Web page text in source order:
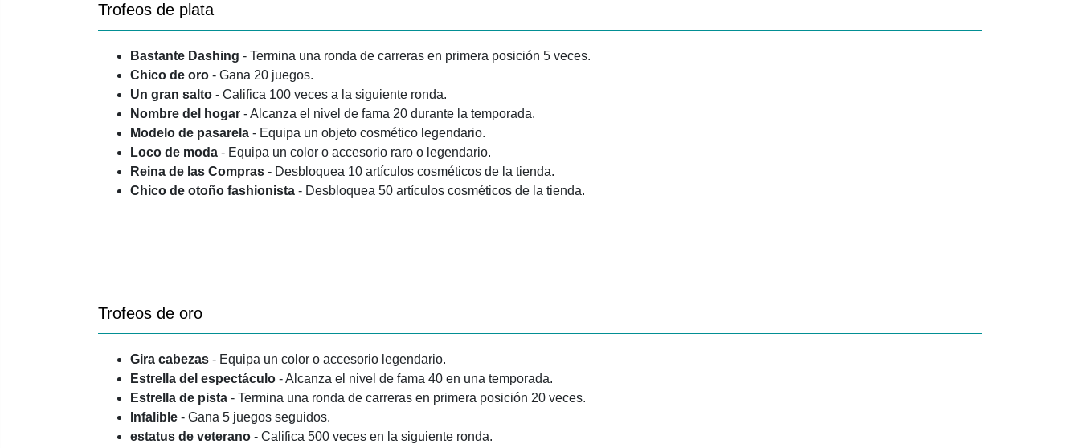
Trofeos de plata
Bastante Dashing - Termina una ronda de carreras en primera posición 5 veces.
Chico de oro - Gana 20 juegos.
Un gran salto - Califica 100 veces a la siguiente ronda.
Nombre del hogar - Alcanza el nivel de fama 20 durante la temporada.
Modelo de pasarela - Equipa un objeto cosmético legendario.
Loco de moda - Equipa un color o accesorio raro o legendario.
Reina de las Compras - Desbloquea 10 artículos cosméticos de la tienda.
Chico de otoño fashionista - Desbloquea 50 artículos cosméticos de la tienda.
Trofeos de oro
Gira cabezas - Equipa un color o accesorio legendario.
Estrella del espectáculo - Alcanza el nivel de fama 40 en una temporada.
Estrella de pista - Termina una ronda de carreras en primera posición 20 veces.
Infalible - Gana 5 juegos seguidos.
estatus de veterano - Califica 500 veces en la siguiente ronda.